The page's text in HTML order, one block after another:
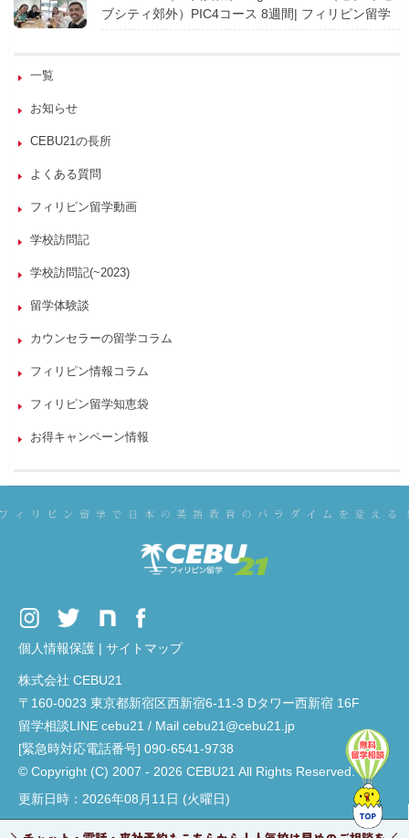
ブシティ郊外）PIC4コース 8週間| フィリピン留学
一覧
お知らせ
CEBU21の長所
よくある質問
フィリピン留学動画
学校訪問記
学校訪問記(~2023)
留学体験談
カウンセラーの留学コラム
フィリピン情報コラム
フィリピン留学知恵袋
お得キャンペーン情報
個人情報保護 | サイトマップ
株式会社 CEBU21
〒160-0023 東京都新宿区西新宿6-11-3 Dタワー西新宿 16F
留学相談LINE cebu21 / Mail cebu21@cebu21.jp
[緊急時対応電話番号] 090-6541-9738
© Copyright (C) 2007 - 2026 CEBU21 All Rights Reserved.
更新日時：2026年08月11日 (火曜日)